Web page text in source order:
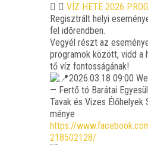
VÍZ HETE 2026
Regiszt­rált helyi
fel idő­rend­ben.
Vegyél részt az
prog­ra­mok között, vidd
tő víz fontosságának!
2026.03.18 09:00
— Fer­tő tó Bará­tai
Tavak és Vizes
mé­nye
https://
218502128/